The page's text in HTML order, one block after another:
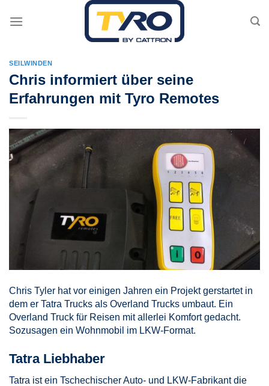
SEILWINDEN
Chris informiert über seine
Erfahrungen mit Tyro Remotes
Chris Tyler hat vor einigen Jahren ein Projekt gerstartet in
dem er Tatra Trucks als Overland Trucks umbaut. Ein
Overland Truck für Reisen mit allerlei Komfort gedacht.
Sozusagen ein Wohnmobil im LKW-Format.
Tatra Liebhaber
Tatra ist ein Tschechischer Auto- und LKW-Fabrikant die